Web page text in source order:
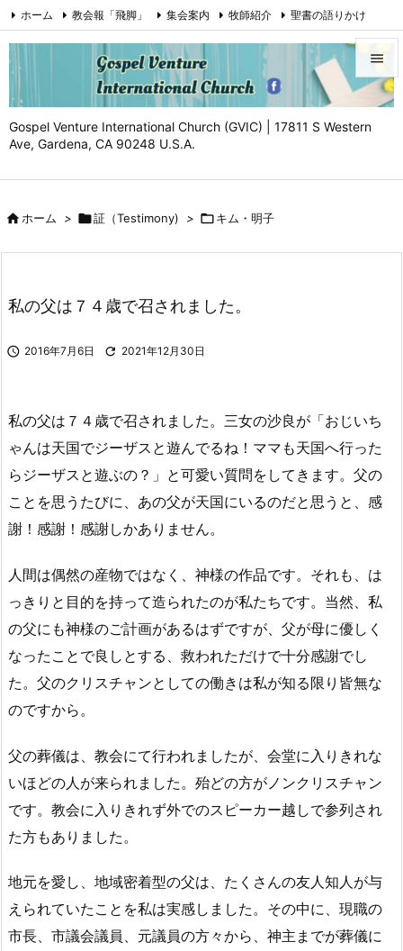
Gospel Venture International Church (GVIC) | 17811 S Western
Ave, Gardena, CA 90248 U.S.A.


次へ
ホーム 教会報「飛脚」 集会案内 牧師紹介 聖書の語りかけ
証（Testimony) お問い合わせ Facebook YouTube
ホーム > 証（Testimony) > キム・明子
私の父は７４歳で召されました。
 2016年7月6日  2021年12月30日
私の父は７４歳で召されました。三女の沙良が「おじいち
ゃんは天国でジーザスと遊んでるね！ママも天国へ行った
らジーザスと遊ぶの？」と可愛い質問をしてきます。父の
ことを思うたびに、あの父が天国にいるのだと思うと、感
謝！感謝！感謝しかありません。
人間は偶然の産物ではなく、神様の作品です。それも、は
っきりと目的を持って造られたのが私たちです。当然、私
の父にも神様のご計画があるはずですが、父が母に優しく
なったことで良しとする、救われただけで十分感謝でし
た。父のクリスチャンとしての働きは私が知る限り皆無な
のですから。
父の葬儀は、教会にて行われましたが、会堂に入りきれな
いほどの人が来られました。殆どの方がノンクリスチャン
です。教会に入りきれず外でのスピーカー越しで参列され
た方もありました。
地元を愛し、地域密着型の父は、たくさんの友人知人が与
えられていたことを私は実感しました。その中に、現職の
市長、市議会議員、元議員の方々から、神主までが葬儀に